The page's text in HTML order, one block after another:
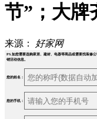
节”；大牌
来源： 好家网
PS.如您需要选购家居、建材、电器等商品或需要找装修
销活动信息。
您的姓名：
您的手机：